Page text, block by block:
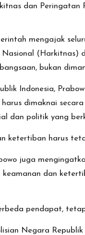
mengajak
(Harkitnas)
bukan
Indonesia,
harus dimaknai
dan politik yang
ketertiban harus
juga
keamanan dan
pendapat,
Negara